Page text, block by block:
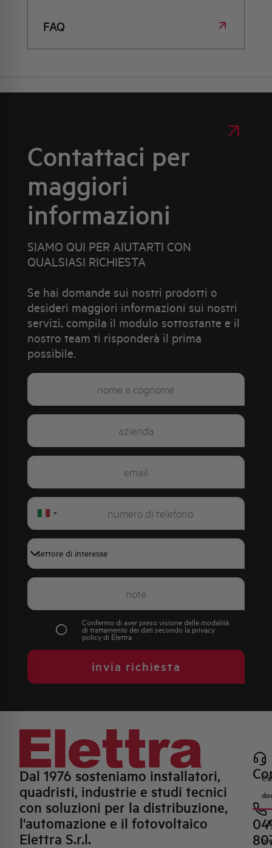
FAQ
Contattaci per
maggiori
informazioni
SIAMO QUI PER AIUTARTI CON
QUALSIASI RICHIESTA
Se hai domande sui nostri prodotti o
desideri maggiori informazioni sui nostri
servizi, compila il modulo sottostante e il
nostro team ti risponderà il prima
possibile.
Italy
Confermo di aver preso visione delle modalità
di trattamento dei dati secondo la privacy
policydi Elettra
invia richiesta
Dal 1976 sosteniamo installatori,
quadristi, industrie e studi tecnici
con soluzioni per la distribuzione,
l'automazione e il fotovoltaico
Elettra S.r.l.